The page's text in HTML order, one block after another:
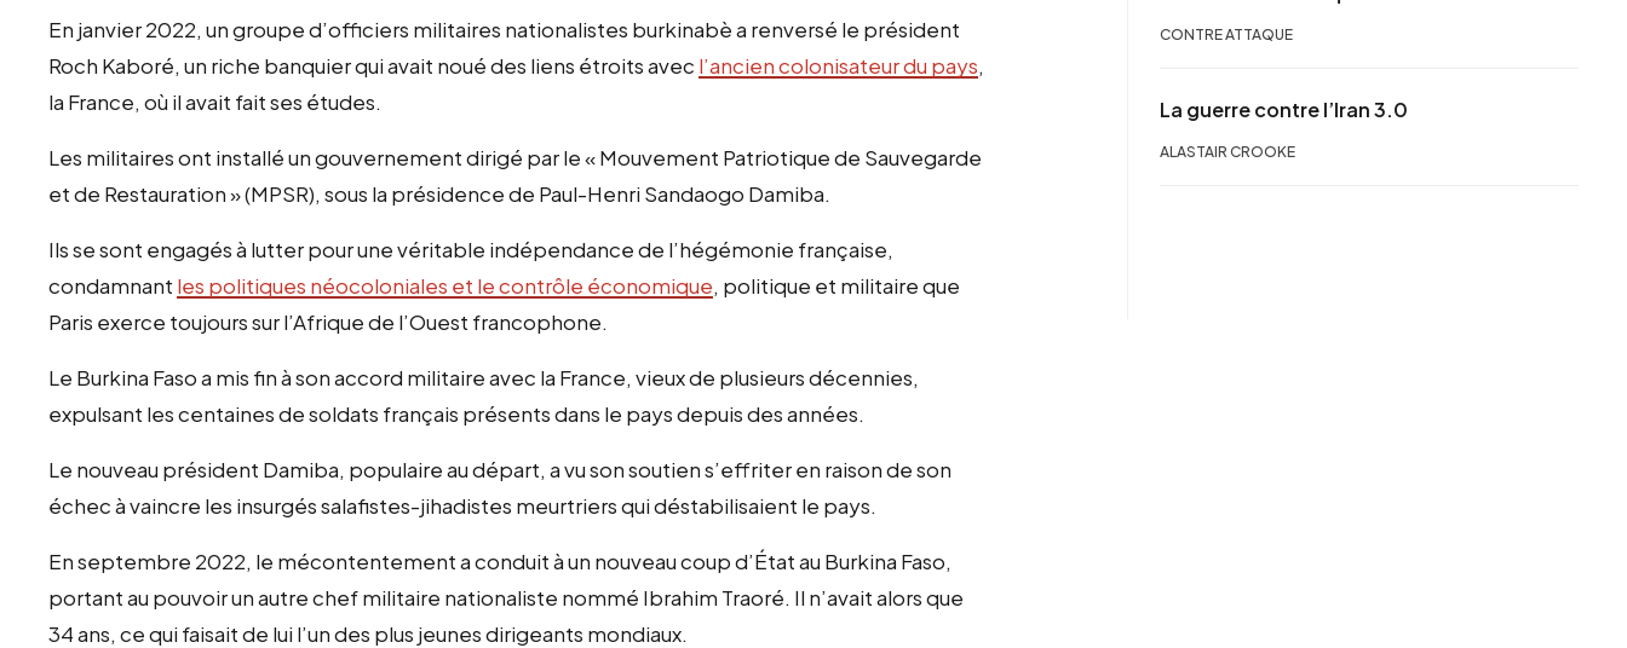
En janvier 2022, un groupe d’officiers militaires nationalistes burkinabè a renversé le président
Roch Kaboré, un riche banquier qui avait noué des liens étroits avec l’ancien colonisateur du pays,
la France, où il avait fait ses études.
Les militaires ont installé un gouvernement dirigé par le « Mouvement Patriotique de Sauvegarde
et de Restauration » (MPSR), sous la présidence de Paul-Henri Sandaogo Damiba.
Ils se sont engagés à lutter pour une véritable indépendance de l’hégémonie française,
condamnant les politiques néocoloniales et le contrôle économique, politique et militaire que
Paris exerce toujours sur l’Afrique de l’Ouest francophone.
Le Burkina Faso a mis fin à son accord militaire avec la France, vieux de plusieurs décennies,
expulsant les centaines de soldats français présents dans le pays depuis des années.
Le nouveau président Damiba, populaire au départ, a vu son soutien s’effriter en raison de son
échec à vaincre les insurgés salafistes-jihadistes meurtriers qui déstabilisaient le pays.
En septembre 2022, le mécontentement a conduit à un nouveau coup d’État au Burkina Faso,
portant au pouvoir un autre chef militaire nationaliste nommé Ibrahim Traoré. Il n’avait alors que
34 ans, ce qui faisait de lui l’un des plus jeunes dirigeants mondiaux.
CONTRE ATTAQUE
La guerre contre l’Iran 3.0
ALASTAIR CROOKE